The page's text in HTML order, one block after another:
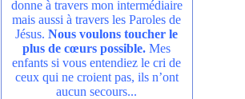
donne à travers mon intermédiaire
mais aussi à travers les Paroles de
Jésus.Nous voulons toucher le
plus de cœurs possible. Mes
enfants si vous entendiez le cri de
ceux qui ne croient pas, ils n’ont
aucun secours...